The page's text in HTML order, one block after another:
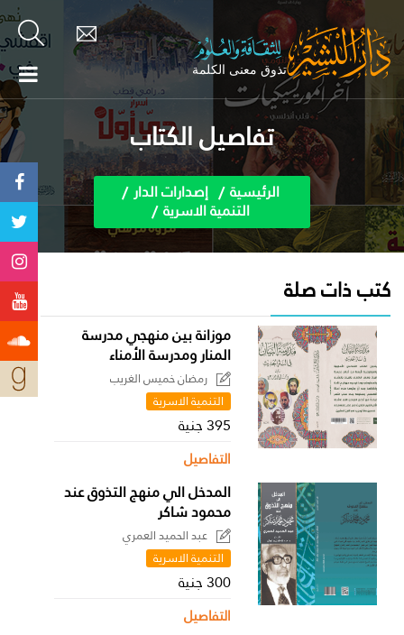
تفاصيل الكتاب
الرئيسية إصدارات الدار
التنمية الاسرية
كتب ذات صلة
موزانة بين منهجي مدرسة
المنار ومدرسة الأمناء
رمضان خميس الغريب
التنمية الاسرية
395 جنية
التفاصيل
المدخل الي منهج التذوق عند
محمود شاكر
عبد الحميد العمري
التنمية الاسرية
300 جنية
التفاصيل